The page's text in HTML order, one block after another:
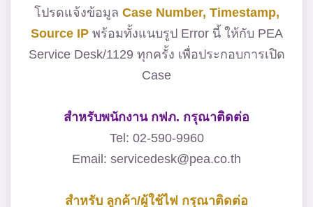
โปรดแจ้งข้อมูล Case Number, Timestamp,
Source IPพร้อมทั้งแนบรูป Error นี้ ให้กับ PEA
Service Desk/1129 ทุกครั้ง เพื่อประกอบการเปิด
Case
สำหรับพนักงาน กฟภ. กรุณาติดต่อ
Tel: 02-590-9960
Email: servicedesk@pea.co.th
สำหรับ ลูกค้า/ผู้ใช้ไฟ กรุณาติดต่อ